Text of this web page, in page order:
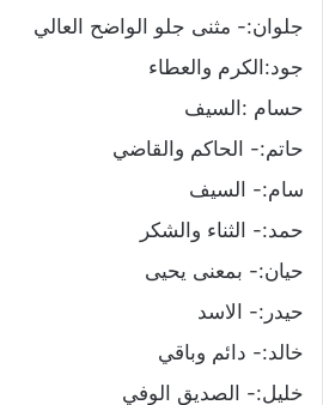
جلوان:- مثنى جلو الواضح العالي
جود:الكرم والعطاء
حسام :السيف
حاتم:- الحاكم والقاضي
سام:- السيف
حمد:- الثناء والشكر
حيان:- بمعنى يحيى
حيدر:- الاسد
خالد:- دائم وباقي
خليل:- الصديق الوفي